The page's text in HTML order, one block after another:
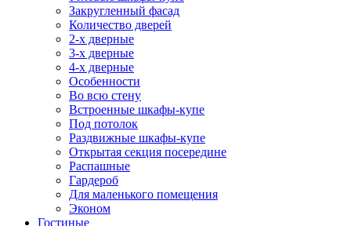
Закругленный фасад
Количество дверей
2-х дверные
3-х дверные
4-х дверные
Особенности
Во всю стену
Встроенные шкафы-купе
Под потолок
Раздвижные шкафы-купе
Открытая секция посередине
Распашные
Гардероб
Для маленького помещения
Эконом
Гостиные